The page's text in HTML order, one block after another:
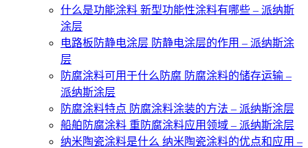
什么是功能涂料 新型功能性涂料有哪些 – 派纳斯
涂层
电路板防静电涂层 防静电涂层的作用 – 派纳斯涂
层
防腐涂料可用于什么防腐 防腐涂料的储存运输 –
派纳斯涂层
防腐涂料特点 防腐涂料涂装的方法 – 派纳斯涂层
船舶防腐涂料 重防腐涂料应用领域 – 派纳斯涂层
纳米陶瓷涂料是什么 纳米陶瓷涂料的优点和应用 –